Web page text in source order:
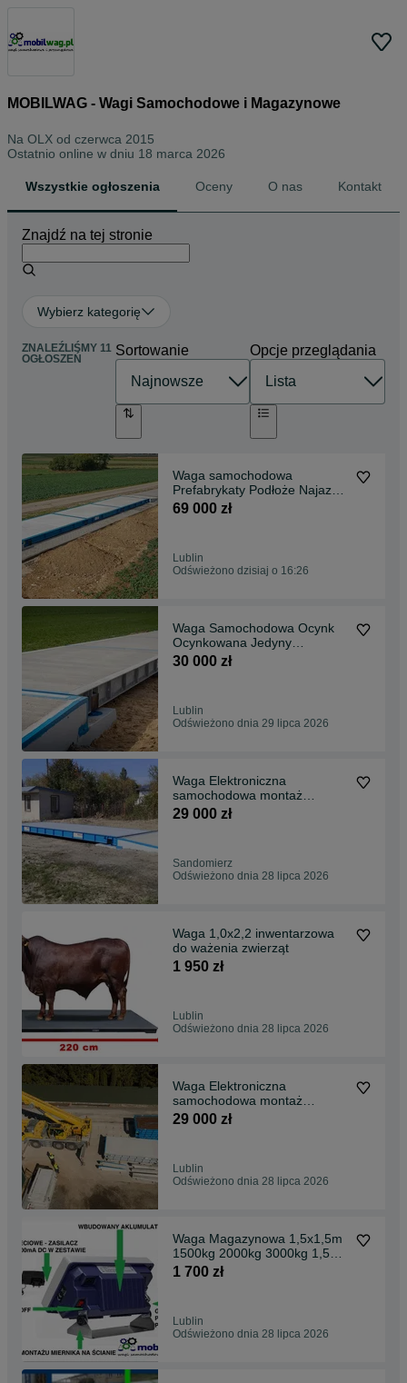
MOBILWAG - Wagi Samochodowe i Magazynowe
Na OLX od czerwca 2015
Ostatnio online w dniu 18 marca 2026
Wszystkie ogłoszenia Oceny O nas Kontakt
Znajdź na tej stronie
Wybierz kategorię
ZNALEŹLIŚMY 11
OGŁOSZEŃ
Sortowanie Opcje przeglądania
Waga samochodowa
Prefabrykaty Podłoże Najazdy
montaż 18 metrów 50-60T
69 000 zł
Lublin
Odświeżono dzisiaj o 16:26
Waga Samochodowa Ocynk
Ocynkowana Jedyny
Producent w Polsce
30 000 zł
Lublin
Odświeżono dnia 29 lipca 2026
Waga Elektroniczna
samochodowa montaż
najazdowa POLSKI
29 000 zł
Sandomierz
Odświeżono dnia 28 lipca 2026
Waga 1,0x2,2 inwentarzowa
do ważenia zwierząt
1 950 zł
Lublin
Odświeżono dnia 28 lipca 2026
Waga Elektroniczna
samochodowa montaż
najazdowa POLSKI
29 000 zł
Lublin
Odświeżono dnia 28 lipca 2026
Waga Magazynowa 1,5x1,5m
1500kg 2000kg 3000kg 1,5
tony 2tony 3 tony
1 700 zł
Lublin
Odświeżono dnia 28 lipca 2026